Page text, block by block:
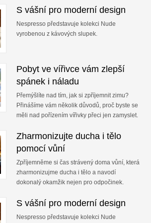
S vášní pro moderní design
Nespresso představuje kolekci Nude
vyrobenou z kávových slupek.
Pobyt ve vířivce vám zlepší
spánek i náladu
Přemýšlíte nad tím, jak si zpříjemnit zimu?
Přinášíme vám několik důvodů, proč byste se
měli nad pořízením vířivky přeci jen zamyslet.
Zharmonizujte ducha i tělo
pomocí vůní
Zpříjemněme si čas strávený doma vůní, která
zharmonizujme ducha i tělo a navodí
dokonalý okamžik nejen pro odpočinek.
S vášní pro moderní design
Nespresso představuje kolekci Nude